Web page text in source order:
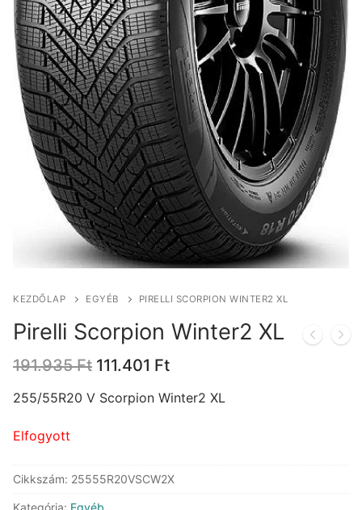
KEZDŐLAP EGYÉB PIRELLI SCORPION WINTER2 XL
Pirelli Scorpion Winter2 XL
191.935Ft Original
was:
111.401 FtCurrent
is:
255/55R20 V Scorpion Winter2 XL
Elfogyott
Cikkszám: 25555R20VSCW2X
Kategória: Egyéb